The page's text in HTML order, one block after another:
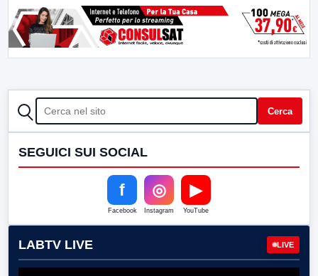
CERCA Cerca
SEGUICI SUI SOCIAL
f
Facebook
◎
Instagram
▶
YouTube
LABTV LIVE LIVE